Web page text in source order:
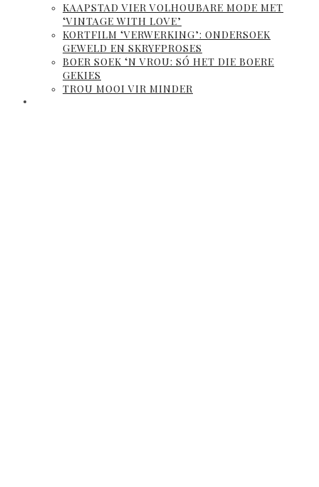
KAAPSTAD VIER VOLHOUBARE MODE MET
‘VINTAGE WITH LOVE’
KORTFILM ‘VERWERKING’: ONDERSOEK
GEWELD EN SKRYFPROSES
BOER SOEK ‘N VROU: SÓ HET DIE BOERE
GEKIES
TROU MOOI VIR MINDER